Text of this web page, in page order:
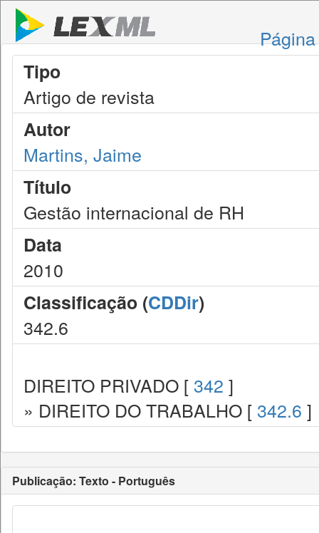
Tipo
Artigo de revista
Autor
Martins, Jaime
Título
Gestão internacional de RH
Data
2010
Classificação (CDDir)
342.6
DIREITO PRIVADO [ 342 ]
» DIREITO DO TRABALHO [ 342.6 ]
Publicação: Texto - Português